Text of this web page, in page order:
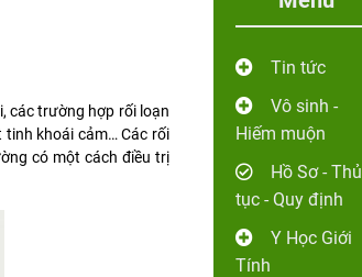
các trường hợp rối loạn
khoái cảm… Các rối
có một cách điều trị
Tin tức
Vô sinh -
Hiếm muộn
Hồ Sơ - Thủ
tục - Quy định
Y Học Giới
Tính